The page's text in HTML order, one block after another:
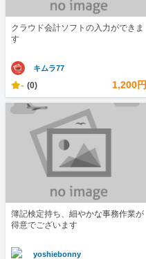
クラウド会計ソフトの入力ができま
す
キムラ77
- (0) 1,200円
簿記検定持ち、細やかな事務作業が
得意でございます
yoshiebonny